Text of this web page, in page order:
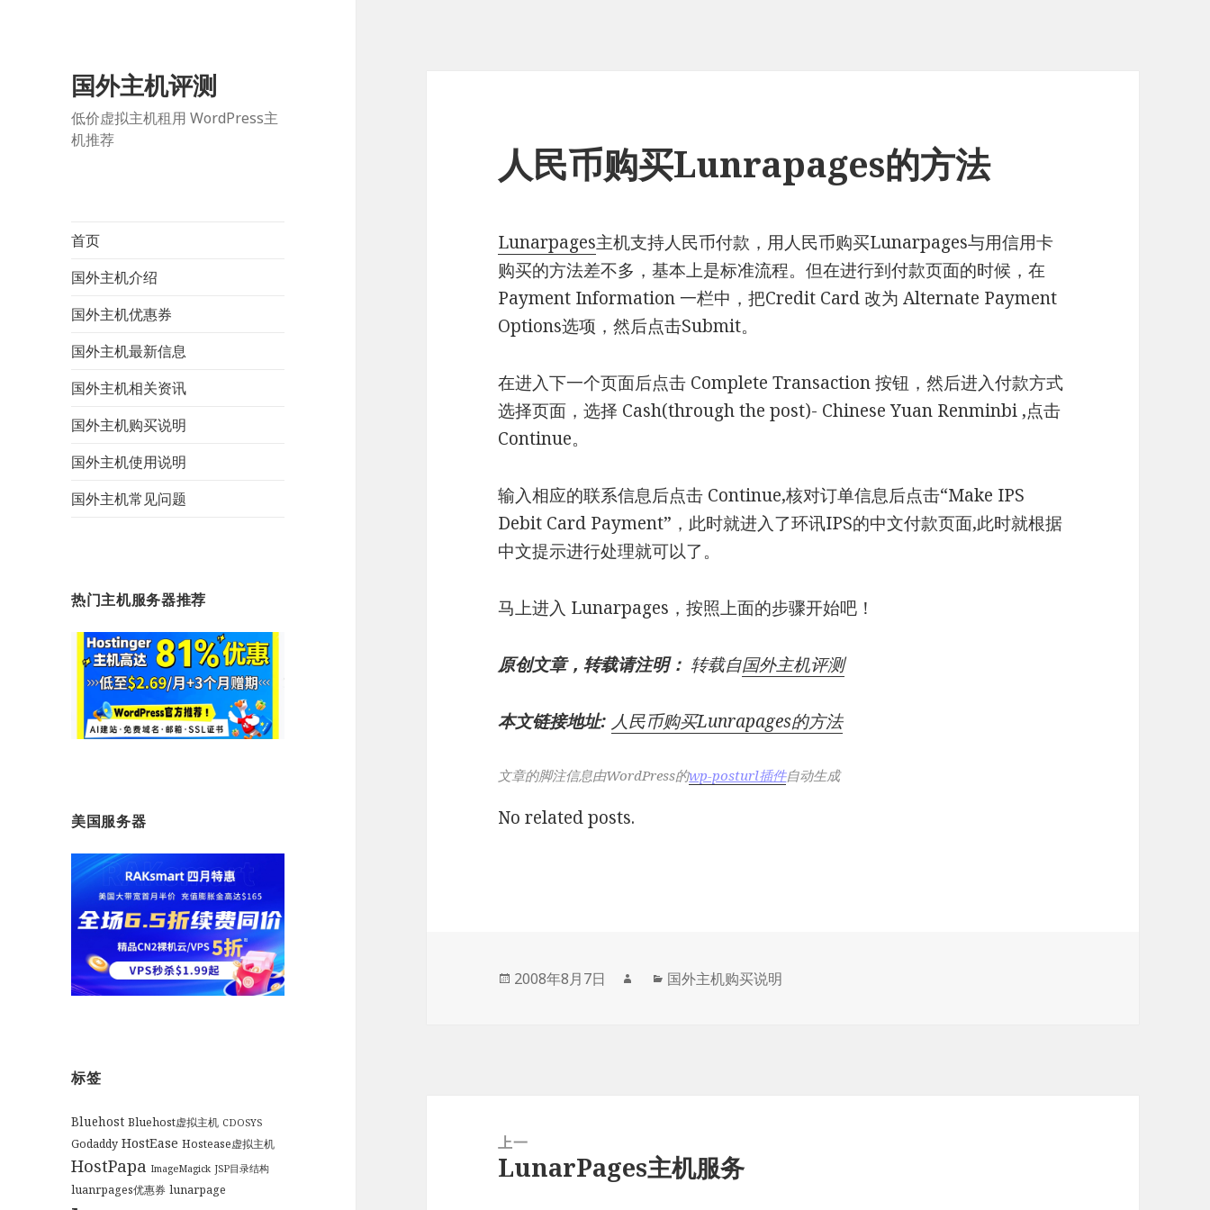
国外主机评测
低价虚拟主机租用 WordPress主
机推荐
首页
国外主机介绍
国外主机优惠券
国外主机最新信息
国外主机相关资讯
国外主机购买说明
国外主机使用说明
国外主机常见问题
热门主机服务器推荐
美国服务器
标签
Bluehost Bluehost虚拟主机 CDOSYS
Godaddy HostEase Hostease虚拟主机
HostPapa ImageMagick JSP目录结构
luanrpages优惠券 lunarpage
人民币购买Lunrapages的方法
Lunarpages主机支持人民币付款，用人民币购买Lunarpages与用信用卡
购买的方法差不多，基本上是标准流程。但在进行到付款页面的时候，在
Payment Information 一栏中，把Credit Card 改为 Alternate Payment
Options选项，然后点击Submit。
在进入下一个页面后点击 Complete Transaction 按钮，然后进入付款方式
选择页面，选择 Cash(through the post)- Chinese Yuan Renminbi ,点击
Continue。
输入相应的联系信息后点击 Continue,核对订单信息后点击“Make IPS
Debit Card Payment”，此时就进入了环讯IPS的中文付款页面,此时就根据
中文提示进行处理就可以了。
马上进入 Lunarpages，按照上面的步骤开始吧！
原创文章，转载请注明： 转载自国外主机评测
本文链接地址: 人民币购买Lunrapages的方法
文章的脚注信息由WordPress的wp-posturl插件自动生成
No related posts.
发
2008年8月7日
分
国外主机购买说明
上一
上
LunarPages主机服务